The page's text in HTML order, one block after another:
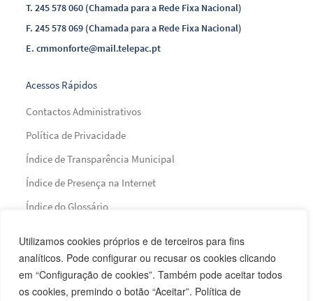
Utilizamos cookies próprios e de terceiros para fins
analíticos. Pode configurar ou recusar os cookies clicando
em “Configuração de cookies”. Também pode aceitar todos
os cookies, premindo o botão “Aceitar”. Política de
T.245 578 060 (Chamada para a Rede Fixa Nacional)
F.245 578 069 (Chamada para a Rede Fixa Nacional)
E.cmmonforte@mail.telepac.pt
Acessos Rápidos
Contactos Administrativos
Política de Privacidade
Índice de Transparência Municipal
Índice de Presença na Internet
Índice do Glossário
Financiamento